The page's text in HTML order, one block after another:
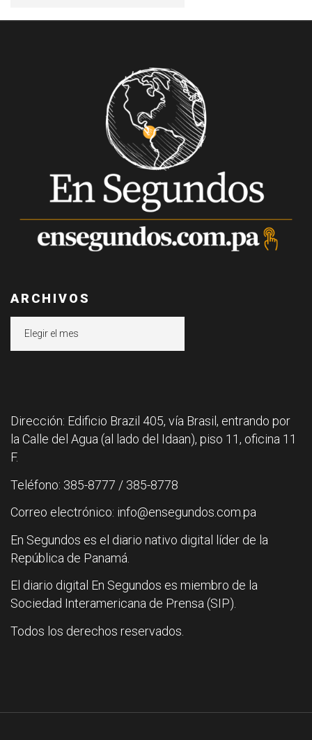
ARCHIVOS
Dirección: Edificio Brazil 405, vía Brasil, entrando por
la Calle del Agua (al lado del Idaan), piso 11, oficina 11
F.
Teléfono: 385-8777 / 385-8778
Correo electrónico: info@ensegundos.com.pa
En Segundos es el diario nativo digital líder de la
República de Panamá.
El diario digital En Segundos es miembro de la
Sociedad Interamericana de Prensa (SIP).
Todos los derechos reservados.